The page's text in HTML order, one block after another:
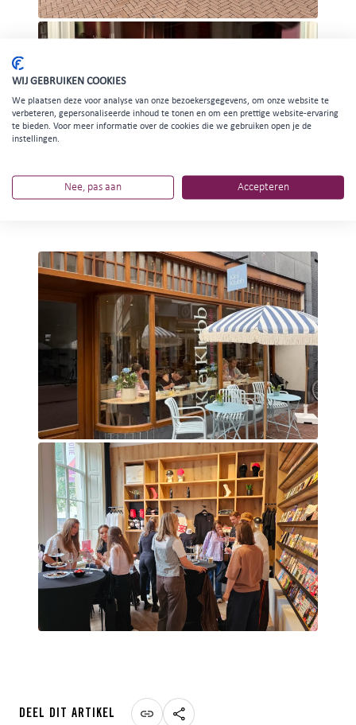
DEEL DIT ARTIKEL
WIJ GEBRUIKEN COOKIES
We plaatsen deze voor analyse van onze bezoekersgegevens, om onze website te
verbeteren, gepersonaliseerde inhoud te tonen en om een prettige website-ervaring
te bieden. Voor meer informatie over de cookies die we gebruiken open je de
instellingen.
Nee, pas aan Accepteren